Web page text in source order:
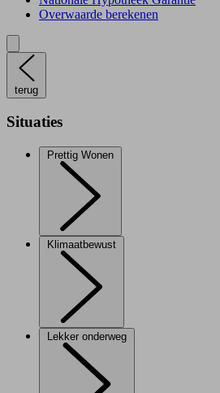
Overwaarde berekenen
terug
Situaties
Prettig Wonen
Klimaatbewust
Lekker onderweg